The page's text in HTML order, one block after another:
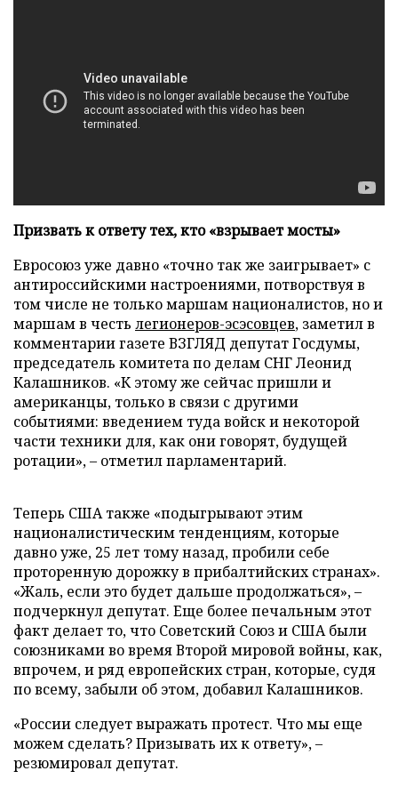
Призвать к ответу тех, кто «взрывает мосты»
Евросоюз уже давно «точно так же заигрывает» с
антироссийскими настроениями, потворствуя в
том числе не только маршам националистов, но и
маршам в честь легионеров-эсэсовцев, заметил в
комментарии газете ВЗГЛЯД депутат Госдумы,
председатель комитета по делам СНГ Леонид
Калашников. «К этому же сейчас пришли и
американцы, только в связи с другими
событиями: введением туда войск и некоторой
части техники для, как они говорят, будущей
ротации», – отметил парламентарий.
Теперь США также «подыгрывают этим
националистическим тенденциям, которые
давно уже, 25 лет тому назад, пробили себе
проторенную дорожку в прибалтийских странах».
«Жаль, если это будет дальше продолжаться», –
подчеркнул депутат. Еще более печальным этот
факт делает то, что Советский Союз и США были
союзниками во время Второй мировой войны, как,
впрочем, и ряд европейских стран, которые, судя
по всему, забыли об этом, добавил Калашников.
«России следует выражать протест. Что мы еще
можем сделать? Призывать их к ответу», –
резюмировал депутат.